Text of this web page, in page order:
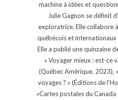
machine à idées et
Julie Gagnon se définit
exploratrice. Elle collabore
québécois et internationaux
Elle a publié une quinzaine
« Voyager mieux : est-ce
(Québec Amérique, 2023),
voyages ? » (Éditions de
«Cartes postales du